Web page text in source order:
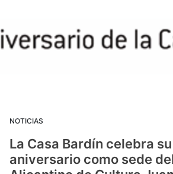
NOTICIAS
La Casa Bardín celebra
aniversario como sede